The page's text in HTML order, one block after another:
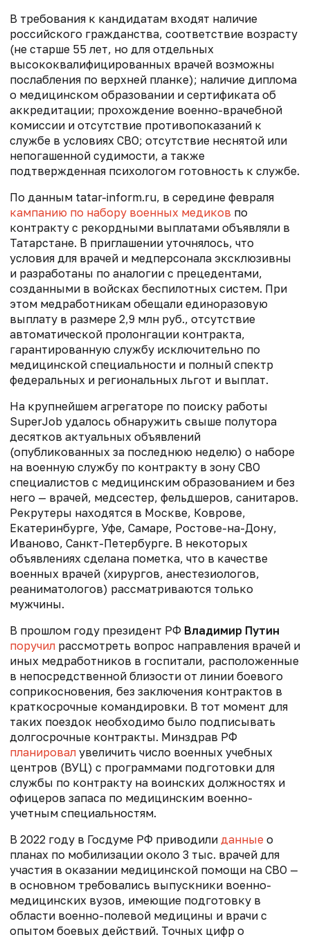
В требования к кандидатам входят наличие
российского гражданства, соответствие возрасту
(не старше 55 лет, но для отдельных
высококвалифицированных врачей возможны
послабления по верхней планке); наличие диплома
о медицинском образовании и сертификата об
аккредитации; прохождение военно-врачебной
комиссии и отсутствие противопоказаний к
службе в условиях СВО; отсутствие неснятой или
непогашенной судимости, а также
подтвержденная психологом готовность к службе.
По данным tatar-inform.ru, в середине февраля
кампанию по набору военных медиков по
контракту с рекордными выплатами объявляли в
Татарстане. В приглашении уточнялось, что
условия для врачей и медперсонала эксклюзивны
и разработаны по аналогии с прецедентами,
созданными в войсках беспилотных систем. При
этом медработникам обещали единоразовую
выплату в размере 2,9 млн руб., отсутствие
автоматической пролонгации контракта,
гарантированную службу исключительно по
медицинской специальности и полный спектр
федеральных и региональных льгот и выплат.
На крупнейшем агрегаторе по поиску работы
SuperJob удалось обнаружить свыше полутора
десятков актуальных объявлений
(опубликованных за последнюю неделю) о наборе
на военную службу по контракту в зону СВО
специалистов с медицинским образованием и без
него — врачей, медсестер, фельдшеров, санитаров.
Рекрутеры находятся в Москве, Коврове,
Екатеринбурге, Уфе, Самаре, Ростове-на-Дону,
Иваново, Санкт-Петербурге. В некоторых
объявлениях сделана пометка, что в качестве
военных врачей (хирургов, анестезиологов,
реаниматологов) рассматриваются только
мужчины.
В прошлом году президент РФ Владимир Путин
поручил рассмотреть вопрос направления врачей и
иных медработников в госпитали, расположенные
в непосредственной близости от линии боевого
соприкосновения, без заключения контрактов в
краткосрочные командировки. В тот момент для
таких поездок необходимо было подписывать
долгосрочные контракты. Минздрав РФ
планировал увеличить число военных учебных
центров (ВУЦ) с программами подготовки для
службы по контракту на воинских должностях и
офицеров запаса по медицинским военно-
учетным специальностям.
В 2022 году в Госдуме РФ приводили данные о
планах по мобилизации около 3 тыс. врачей для
участия в оказании медицинской помощи на СВО —
в основном требовались выпускники военно-
медицинских вузов, имеющие подготовку в
области военно-полевой медицины и врачи с
опытом боевых действий. Точных цифр о